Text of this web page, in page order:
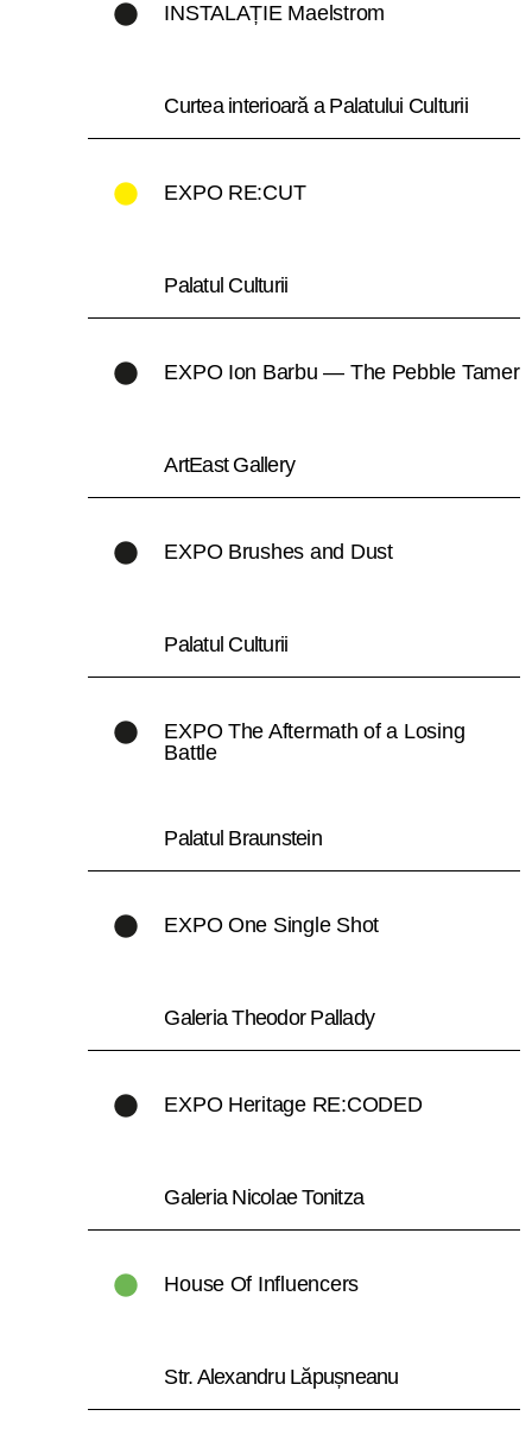
INSTALAȚIE Maelstrom
Curtea interioară a Palatului Culturii
EXPO RE:CUT
Palatul Culturii
EXPO Ion Barbu — The Pebble Tamer
ArtEast Gallery
EXPO Brushes and Dust
Palatul Culturii
EXPO The Aftermath of a Losing
Battle
Palatul Braunstein
EXPO One Single Shot
Galeria Theodor Pallady
EXPO Heritage RE:CODED
Galeria Nicolae Tonitza
House Of Influencers
Str. Alexandru Lăpușneanu